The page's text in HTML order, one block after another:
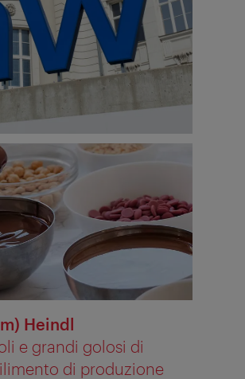
Heindl
e grandi golosi di
di produzione